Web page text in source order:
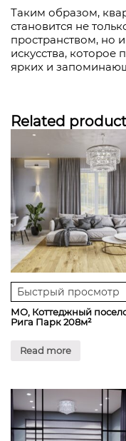
Таким образом,
становится не
пространством, но
искусства, которое
ярких и
Related
Быстрый просмотр
МО, Коттеджный
Рига Парк 208м²
Read more